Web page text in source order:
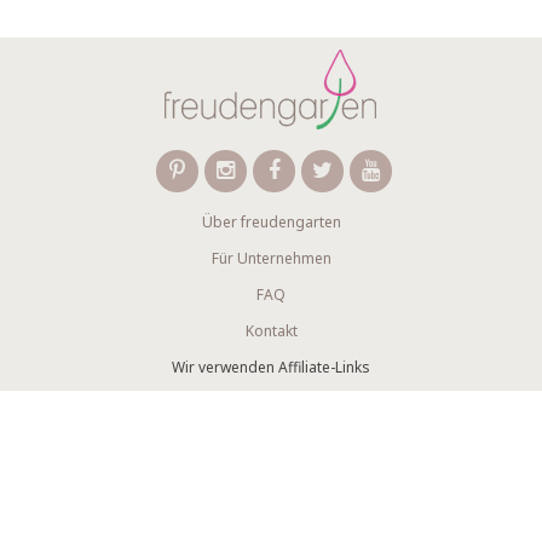
Über freudengarten
Für Unternehmen
FAQ
Kontakt
Wir verwenden Affiliate-Links